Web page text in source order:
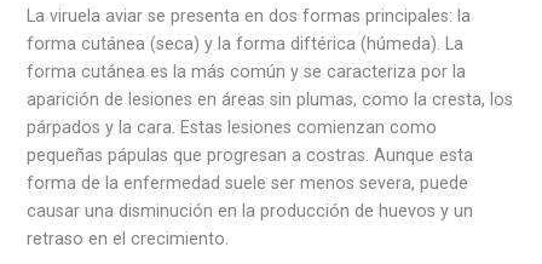
La viruela aviar se presenta en dos formas principales: la
forma cutánea (seca) y la forma diftérica (húmeda). La
forma cutánea es la más común y se caracteriza por la
aparición de lesiones en áreas sin plumas, como la cresta, los
párpados y la cara. Estas lesiones comienzan como
pequeñas pápulas que progresan a costras. Aunque esta
forma de la enfermedad suele ser menos severa, puede
causar una disminución en la producción de huevos y un
retraso en el crecimiento.